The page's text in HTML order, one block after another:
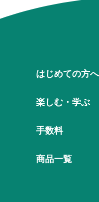
はじめての方へ
楽しむ・学ぶ
手数料
商品一覧